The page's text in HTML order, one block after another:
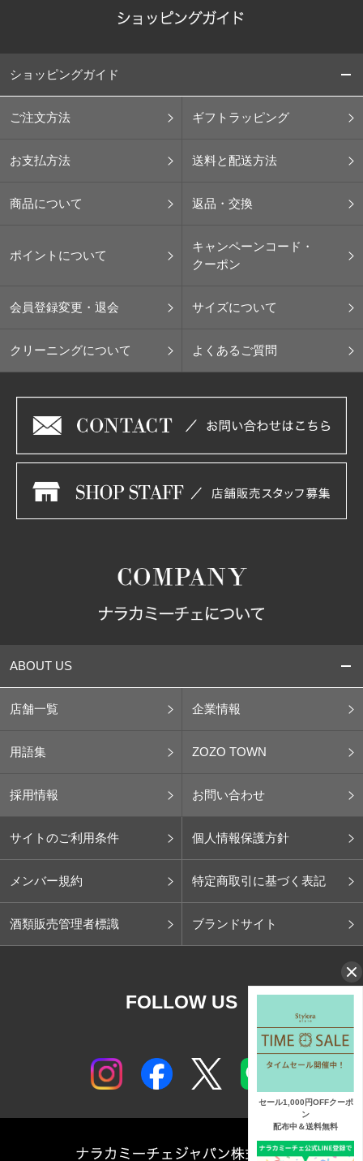
ショッピングガイド
ご注文方法 ギフトラッピング
お支払方法 送料と配送方法
商品について 返品・交換
ポイントについて
キャンペーンコード・
クーポン
会員登録変更・退会 サイズについて
クリーニングについて よくあるご質問
ABOUT US
店舗一覧 企業情報
用語集 ZOZO TOWN
採用情報 お問い合わせ
サイトのご利用条件 個人情報保護方針
メンバー規約 特定商取引に基づく表記
酒類販売管理者標識 ブランドサイト
FOLLOW US
セール1,000円OFFクーポ
ン
配布中＆送料無料